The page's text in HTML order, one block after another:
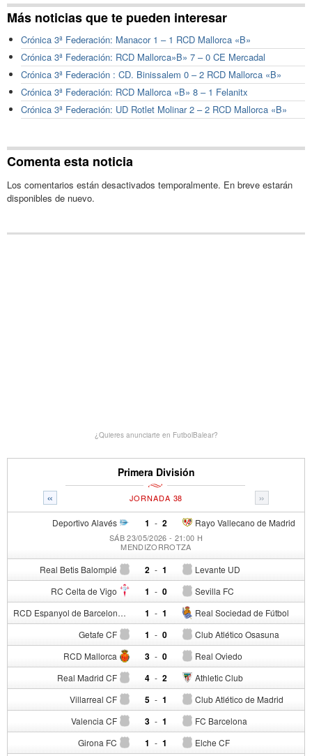
Más noticias que te pueden interesar
Crónica 3ª Federación: Manacor 1 – 1 RCD Mallorca «B»
Crónica 3ª Federación: RCD Mallorca»B» 7 – 0 CE Mercadal
Crónica 3ª Federación : CD. Binissalem 0 – 2 RCD Mallorca «B»
Crónica 3ª Federación: RCD Mallorca «B» 8 – 1 Felanitx
Crónica 3ª Federación: UD Rotlet Molinar 2 – 2 RCD Mallorca «B»
Comenta esta noticia
Los comentarios están desactivados temporalmente. En breve estarán
disponibles de nuevo.
¿Quieres anunciarte en FutbolBalear?
Primera División
« »
JORNADA 38
Deportivo Alavés 1 - Rayo Vallecano de Madrid
2
SÁB 23/05/2026 - 21:00 H
MENDIZORROTZA
Real Betis Balompié 2 - Levante UD
1
RC Celta de Vigo 1 - Sevilla FC
0
RCD Espanyol de Barcelona 1 - Real Sociedad de Fútbol
1
Getafe CF 1 - Club Atlético Osasuna
0
RCD Mallorca 3 - Real Oviedo
0
Real Madrid CF 4 - Athletic Club
2
Villarreal CF 5 - Club Atlético de Madrid
1
Valencia CF 3 - FC Barcelona
1
Girona FC 1 - Elche CF
1